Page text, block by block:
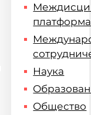
платформа
Наука
Общество